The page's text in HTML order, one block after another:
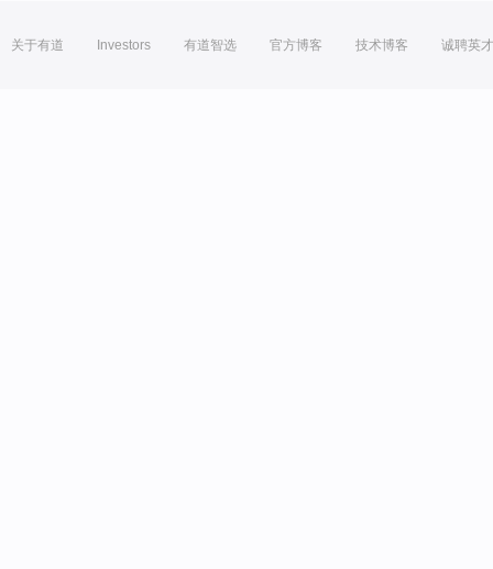
关于有道 Investors 有道智选 官方博客 技术博客 诚聘英才